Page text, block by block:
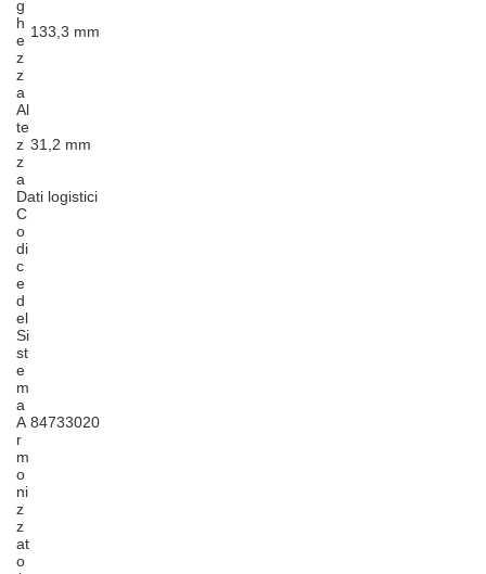
g
h
e
z
z
a
133,3 mm
Al
te
z
z
a
31,2 mm
Dati logistici
C
o
di
c
e
d
el
Si
st
e
m
a
A
r
m
o
ni
z
z
at
o
84733020